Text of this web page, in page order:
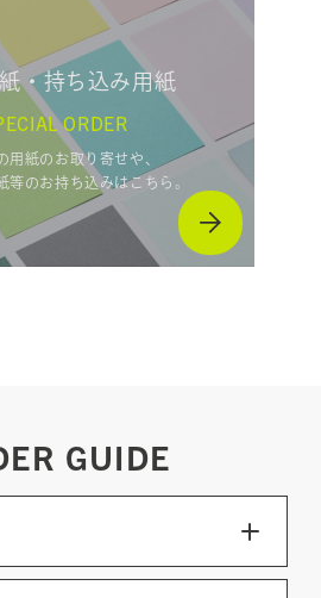
・持ち込み用紙
ORDER
用紙のお取り寄せや、
等のお持ち込みはこちら。
GUIDE